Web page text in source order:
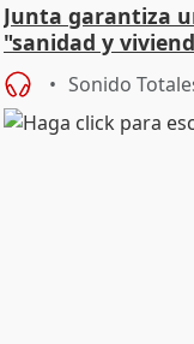
Junta garantiza
"sanidad y
Sonido